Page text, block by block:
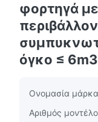
φορτηγά
όγκο ≤ 6m3
Ονομασία
Αριθμός